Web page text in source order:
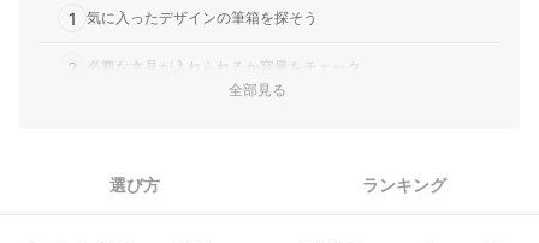
1 気に入ったデザインの筆箱を探そう
2 必要な文具が入れられるか容量をチェック
女子中学生向け筆箱全34商品おすすめ人気ランキング
全部見る
選び方 ランキング